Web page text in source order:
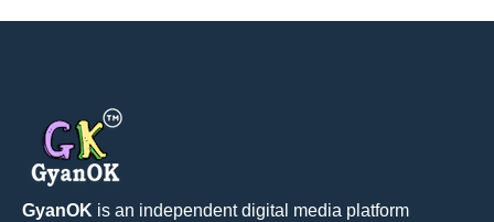
GyanOK is an independent digital media platform